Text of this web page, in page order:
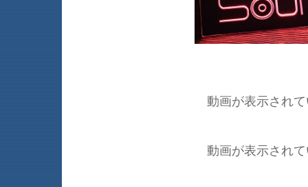
動画が表示され
動画が表示され